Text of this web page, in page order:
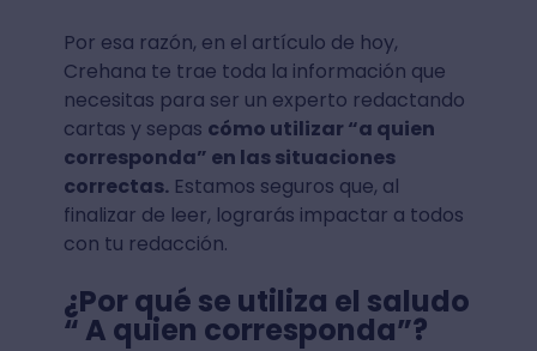
Por esa razón, en el artículo de hoy,
Crehana te trae toda la información que
necesitas para ser un experto redactando
cartas y sepas cómo utilizar “a quien
corresponda” en las situaciones
correctas.Estamos seguros que, al
finalizar de leer, lograrás impactar a todos
con tu redacción.
¿Por qué se utiliza el saludo
“ A quien corresponda”?